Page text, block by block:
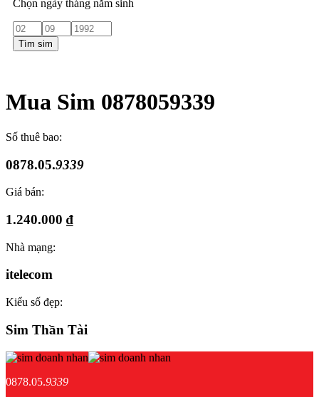
Chọn ngày tháng năm sinh
Tìm sim
Mua Sim 0878059339
Số thuê bao:
0878.05.9339
Giá bán:
1.240.000 ₫
Nhà mạng:
itelecom
Kiểu số đẹp:
Sim Thần Tài
0878.05.9339